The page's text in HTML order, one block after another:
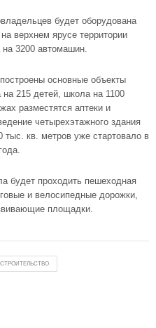
будет оборудована
верхнем ярусе территории
на 3200 автомашин.
основные объекты
215 детей, школа на 1100
разместятся аптеки и
четырехэтажного здания
кв. метров уже стартовало в
будет проходить пешеходная
и велосипедные дорожки,
площадки.
СТРОИТЕЛЬСТВО